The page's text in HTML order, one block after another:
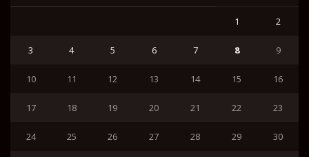
1 2
3 4 5 6 7 8 9
10 11 12 13 14 15 16
17 18 19 20 21 22 23
24 25 26 27 28 29 30